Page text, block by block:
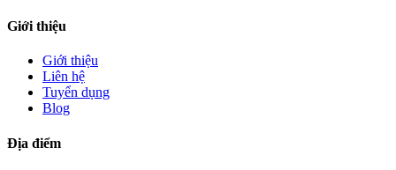
Giới thiệu
Giới thiệu
Liên hệ
Tuyển dụng
Blog
Địa điểm